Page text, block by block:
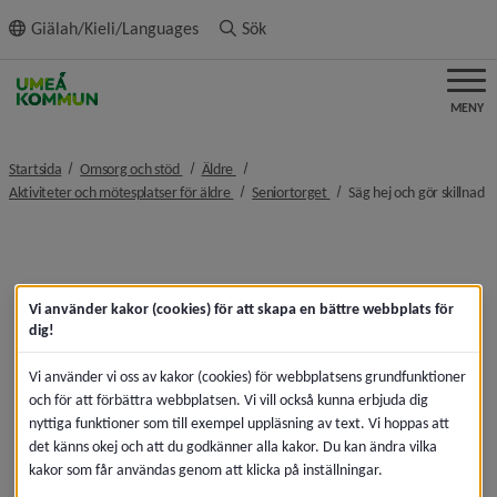
innehållet
Giälah/Kieli/Languages Sök
MENY
Startsida Omsorg och stöd nivå i brödsmulenavigeringen
Äldre nivå i brödsmulenavigeringen
Aktiviteter och mötesplatser för äldre nivå i brödsmulenavigeringen
Seniortorget nivå i
Säg hej och gör skillnad
Vi använder kakor (cookies) för att skapa en bättre webbplats för
dig!
Vi använder vi oss av kakor (cookies) för webbplatsens grundfunktioner
och för att förbättra webbplatsen. Vi vill också kunna erbjuda dig
nyttiga funktioner som till exempel uppläsning av text. Vi hoppas att
det känns okej och att du godkänner alla kakor. Du kan ändra vilka
kakor som får användas genom att klicka på inställningar.